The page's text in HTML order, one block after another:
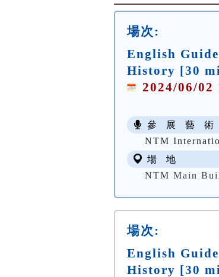
場次:
English
History [30
2024/06/02
參 展 藝 術
NTM
場 地
NTM Main
場次:
English
History [30